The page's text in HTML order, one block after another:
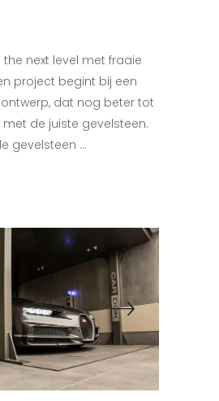
next level met fraaie
project begint bij een
dat nog beter tot
de juiste gevelsteen.
gevelsteen